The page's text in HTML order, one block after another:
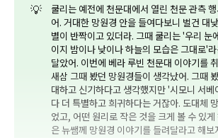
💡
쿨리는 예전에 천문대에서 열린 천문 관측
어. 거대한 망원경 안을 들여다보니 벌건 대
별이 반짝이고 있더라. 그때 쿨리는 '우리 눈
이지 밤이나 낮이나 하늘의 모습은 그대로'
달았어. 이번에 베라 루빈 천문대 이야기를
새삼 그때 봤던 망원경들이 생각났어. 그때
대하고 신기하다고 생각했지만 '시모니 서
다 더 특별하고 희귀하다는 거잖아. 도대체
었고, 어떤 원리로 작은 것을 크게 볼 수 있
은 뉴쌤께 망원경 이야기를 들려달라고 해보